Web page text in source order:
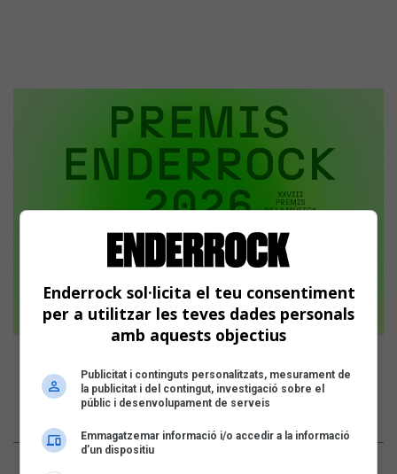
XXVIII Premis de la Música Catalana
La tercera volta de votació tancarà 8 de
març
Enderrock sol·licita el teu consentiment
per a utilitzar les teves dades personals
amb aquests objectius
Publicitat i continguts personalitzats, mesurament de
la publicitat i del contingut, investigació sobre el
públic i desenvolupament de serveis
Emmagatzemar informació i/o accedir a la informació
d’un dispositiu